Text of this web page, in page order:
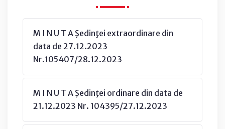
M I N U T A Şedinţei extraordinare din
data de 27.12.2023
Nr.105407/28.12.2023
M I N U T A Şedinţei ordinare din data de
21.12.2023 Nr. 104395/27.12.2023